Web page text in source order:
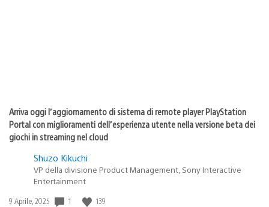
Arriva oggi l’aggiornamento di sistema di remote player PlayStation
Portal con miglioramenti dell’esperienza utente nella versione beta dei
giochi in streaming nel cloud
Shuzo Kikuchi
VP della divisione Product Management, Sony Interactive
Entertainment
Data
9 Aprile, 2025 1 139